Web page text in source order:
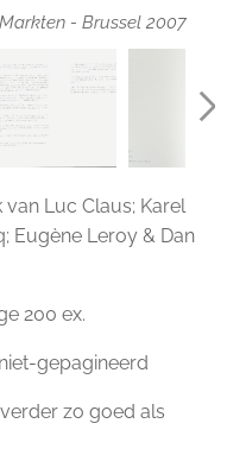
- Brussel 2007
van Luc Claus; Karel
Eugène Leroy & Dan
200 ex.
gepagineerd
zo goed als